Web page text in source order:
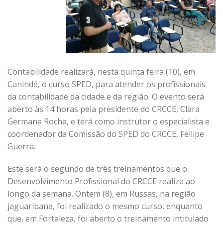
Contabilidade realizará, nesta quinta feira (10), em
Canindé, o curso SPED, para atender os profissionais
da contabilidade da cidade e da região. O evento será
aberto às 14 horas pela presidente do CRCCE, Clara
Germana Rocha, e terá como instrutor o especialista e
coordenador da Comissão do SPED do CRCCE, Fellipe
Guerra.
Este será o segundo de três treinamentos que o
Desenvolvimento Profissional do CRCCE realiza ao
longo da semana. Ontem (8), em Russas, na região
jaguaribana, foi realizado o mesmo curso, enquanto
que, em Fortaleza, foi aberto o treinamento intitulado